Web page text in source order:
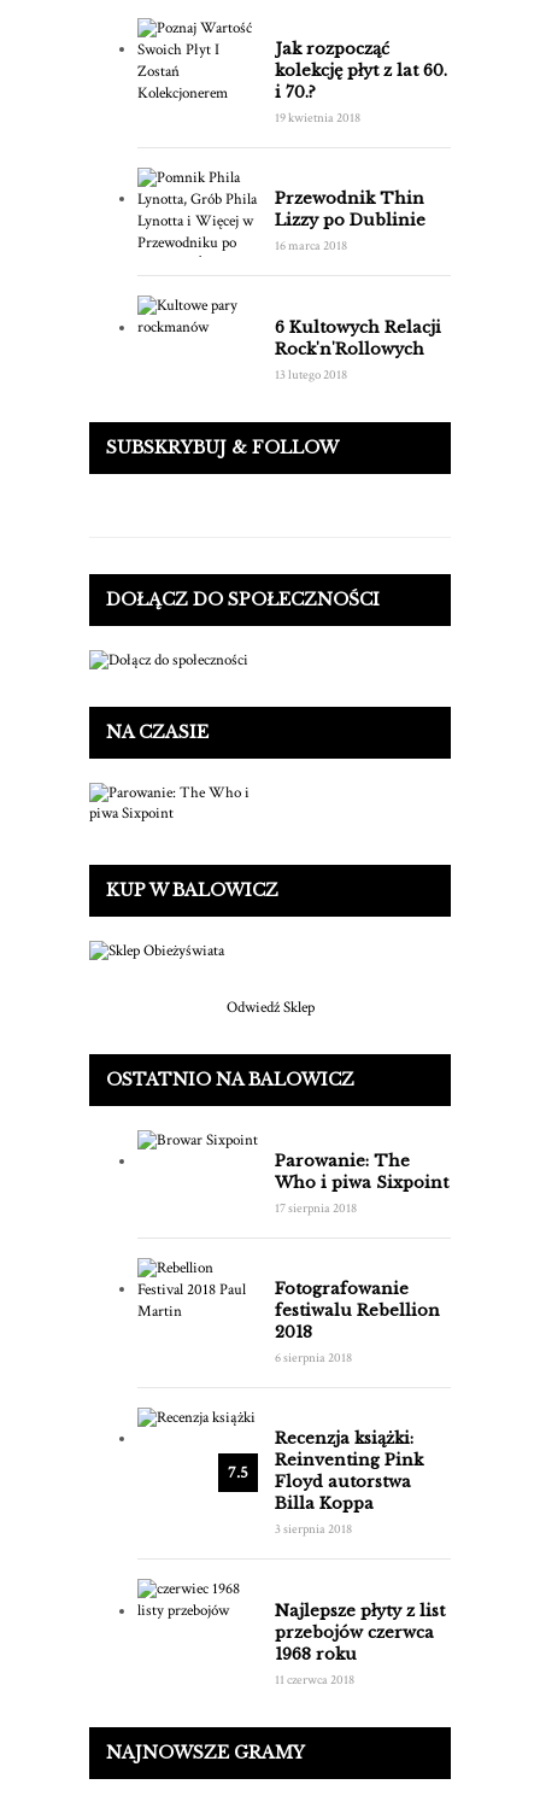
Jak rozpocząć
kolekcję płyt z lat 60.
i 70.?
19 kwietnia 2018
Przewodnik Thin
Lizzy po Dublinie
16 marca 2018
6 Kultowych Relacji
Rock'n'Rollowych
13 lutego 2018
SUBSKRYBUJ & FOLLOW
DOŁĄCZ DO SPOŁECZNOŚCI
NA CZASIE
KUP W BALOWICZ
Odwiedź Sklep
OSTATNIO NA BALOWICZ
Parowanie: The
Who i piwa Sixpoint
17 sierpnia 2018
Fotografowanie
festiwalu Rebellion
2018
6 sierpnia 2018
7.5
Recenzja książki:
Reinventing Pink
Floyd autorstwa
Billa Koppa
3 sierpnia 2018
Najlepsze płyty z list
przebojów czerwca
1968 roku
11 czerwca 2018
NAJNOWSZE GRAMY